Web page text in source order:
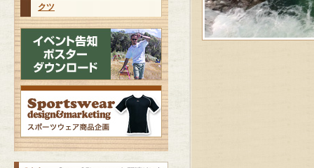
クツ